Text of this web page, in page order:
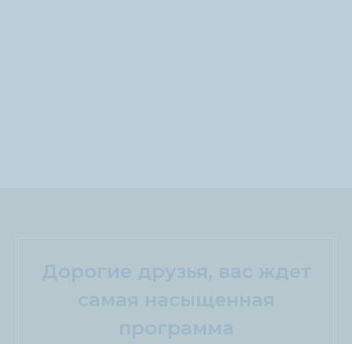
Дорогие друзья, вас ждет
самая насыщенная
программа